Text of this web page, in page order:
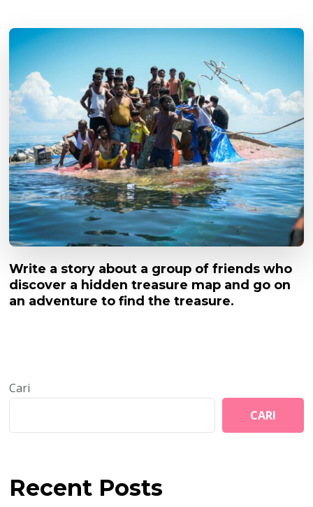
Write a story about a group of friends who
discover a hidden treasure map and go on
an adventure to find the treasure.
Cari
CARI
Recent Posts